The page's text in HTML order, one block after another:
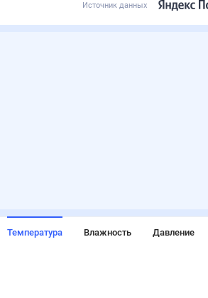
Источник данных
Температура Влажность Давление